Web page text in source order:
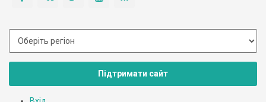
Підтримати сайт